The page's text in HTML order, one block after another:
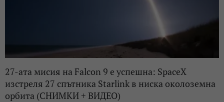
27-ата мисия на Falcon 9 е успешна: SpaceX
изстреля 27 спътника Starlink в ниска околоземна
орбита (СНИМКИ + ВИДЕО)